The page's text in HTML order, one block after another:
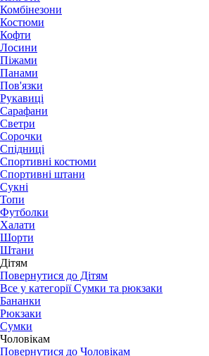
Комбінезони
Костюми
Кофти
Лосини
Піжами
Панами
Пов'язки
Рукавиці
Сарафани
Светри
Сорочки
Спідниці
Спортивні костюми
Спортивні штани
Сукні
Топи
Футболки
Халати
Шорти
Штани
Дітям
Повернутися до Дітям
Все у категорії Сумки та рюкзаки
Бананки
Рюкзаки
Сумки
Чоловікам
Повернутися до Чоловікам